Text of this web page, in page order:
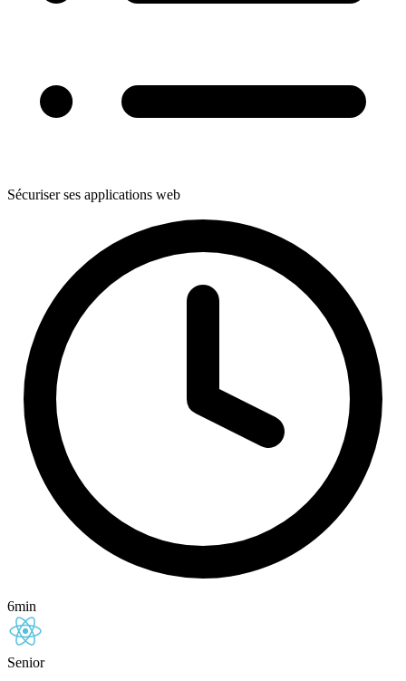
Sécuriser ses applications web
6min
Senior